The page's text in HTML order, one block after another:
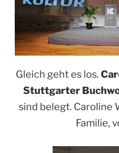
Gleich geht es los.
Stuttgarter
sind belegt. Caroline
Familie,